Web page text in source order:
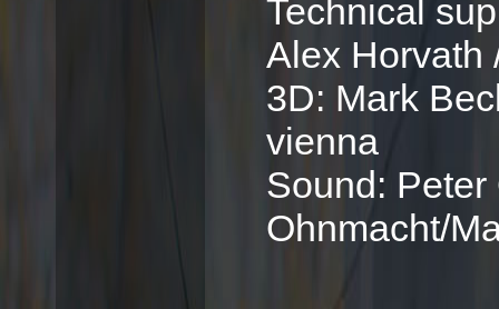
Technical
Alex Horvath
3D: Mark
vienna
Sound:
Ohnmacht/